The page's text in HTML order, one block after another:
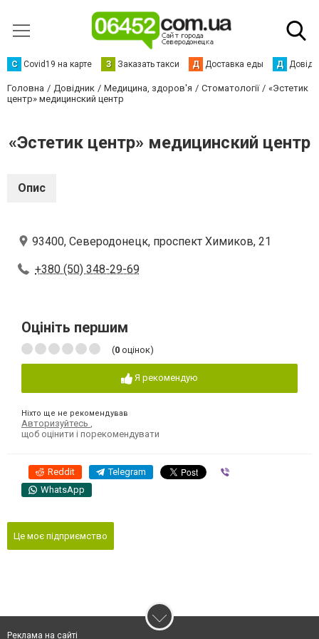
С Сovid19 на карте З Заказать такси Д Доставка еды Д
Головна Довідник Медицина, здоров'я Стоматології
«Эстетик
центр» медицинский центр
«Эстетик центр» медицинский центр
Опис
93400, Северодонецк, проспект Химиков, 21
+380 (50) 348-29-69
Оцініть першим
(0 оцінок)
Я рекомендую
Ніхто ще не рекомендував
Авторизуйтесь
щоб оцінити і порекомендувати
Reddit Telegram
WhatsApp
Це моє підприємство
Реклама на сайті